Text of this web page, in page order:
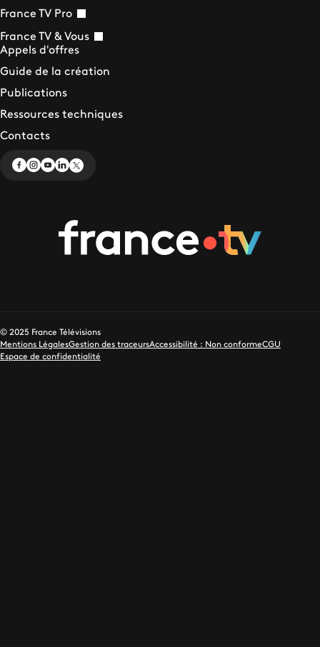
France TV Pro
France TV & Vous
Appels d'offres
Guide de la création
Publications
Ressources techniques
Contacts
© 2025 France Télévisions
Mentions LégalesGestion des traceursAccessibilité : Non conformeCGU
Espace de confidentialité